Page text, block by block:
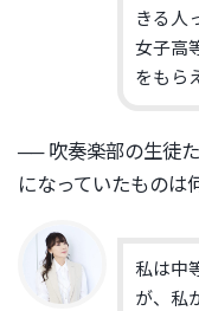
きる人
女子高
をもら
── 吹奏楽部の生徒
になっていたものは
私は中
が、 私